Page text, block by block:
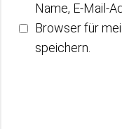
Name, E-Mail-
Browser für
speichern.